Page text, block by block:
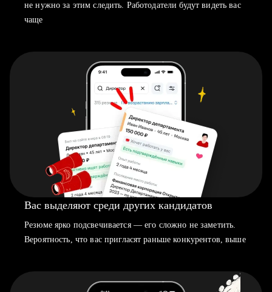
не нужно за этим следить. Работодатели будут видеть вас
чаще
Вас выделяют среди других кандидатов
Резюме ярко подсвечивается — его сложно не заметить.
Вероятность, что вас пригласят раньше конкурентов, выше